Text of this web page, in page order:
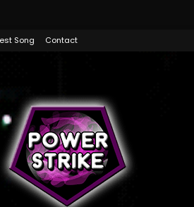
Song Contact